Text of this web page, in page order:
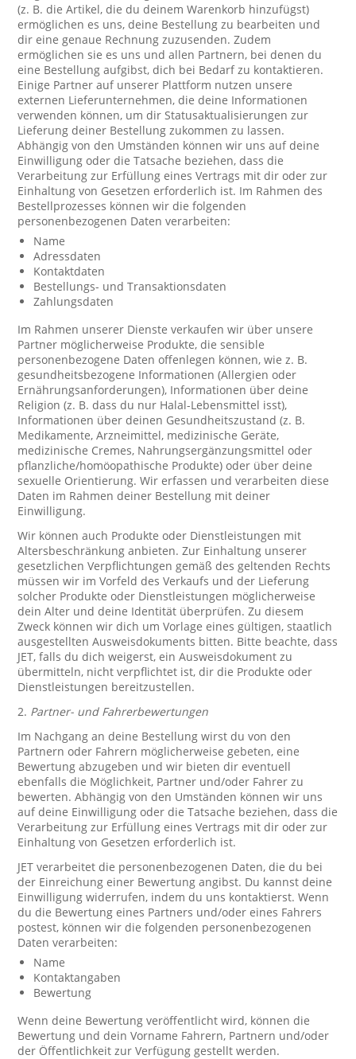
(z. B. die Artikel, die du deinem Warenkorb hinzufügst)
ermöglichen es uns, deine Bestellung zu bearbeiten und
dir eine genaue Rechnung zuzusenden. Zudem
ermöglichen sie es uns und allen Partnern, bei denen du
eine Bestellung aufgibst, dich bei Bedarf zu kontaktieren.
Einige Partner auf unserer Plattform nutzen unsere
externen Lieferunternehmen, die deine Informationen
verwenden können, um dir Statusaktualisierungen zur
Lieferung deiner Bestellung zukommen zu lassen.
Abhängig von den Umständen können wir uns auf deine
Einwilligung oder die Tatsache beziehen, dass die
Verarbeitung zur Erfüllung eines Vertrags mit dir oder zur
Einhaltung von Gesetzen erforderlich ist. Im Rahmen des
Bestellprozesses können wir die folgenden
personenbezogenen Daten verarbeiten:
Name
Adressdaten
Kontaktdaten
Bestellungs- und Transaktionsdaten
Zahlungsdaten
Im Rahmen unserer Dienste verkaufen wir über unsere
Partner möglicherweise Produkte, die sensible
personenbezogene Daten offenlegen können, wie z. B.
gesundheitsbezogene Informationen (Allergien oder
Ernährungsanforderungen), Informationen über deine
Religion (z. B. dass du nur Halal-Lebensmittel isst),
Informationen über deinen Gesundheitszustand (z. B.
Medikamente, Arzneimittel, medizinische Geräte,
medizinische Cremes, Nahrungsergänzungsmittel oder
pflanzliche/homöopathische Produkte) oder über deine
sexuelle Orientierung. Wir erfassen und verarbeiten diese
Daten im Rahmen deiner Bestellung mit deiner
Einwilligung.
Wir können auch Produkte oder Dienstleistungen mit
Altersbeschränkung anbieten. Zur Einhaltung unserer
gesetzlichen Verpflichtungen gemäß des geltenden Rechts
müssen wir im Vorfeld des Verkaufs und der Lieferung
solcher Produkte oder Dienstleistungen möglicherweise
dein Alter und deine Identität überprüfen. Zu diesem
Zweck können wir dich um Vorlage eines gültigen, staatlich
ausgestellten Ausweisdokuments bitten. Bitte beachte, dass
JET, falls du dich weigerst, ein Ausweisdokument zu
übermitteln, nicht verpflichtet ist, dir die Produkte oder
Dienstleistungen bereitzustellen.
2. Partner- und Fahrerbewertungen
Im Nachgang an deine Bestellung wirst du von den
Partnern oder Fahrern möglicherweise gebeten, eine
Bewertung abzugeben und wir bieten dir eventuell
ebenfalls die Möglichkeit, Partner und/oder Fahrer zu
bewerten. Abhängig von den Umständen können wir uns
auf deine Einwilligung oder die Tatsache beziehen, dass die
Verarbeitung zur Erfüllung eines Vertrags mit dir oder zur
Einhaltung von Gesetzen erforderlich ist.
JET verarbeitet die personenbezogenen Daten, die du bei
der Einreichung einer Bewertung angibst. Du kannst deine
Einwilligung widerrufen, indem du uns kontaktierst. Wenn
du die Bewertung eines Partners und/oder eines Fahrers
postest, können wir die folgenden personenbezogenen
Daten verarbeiten:
Name
Kontaktangaben
Bewertung
Wenn deine Bewertung veröffentlicht wird, können die
Bewertung und dein Vorname Fahrern, Partnern und/oder
der Öffentlichkeit zur Verfügung gestellt werden.